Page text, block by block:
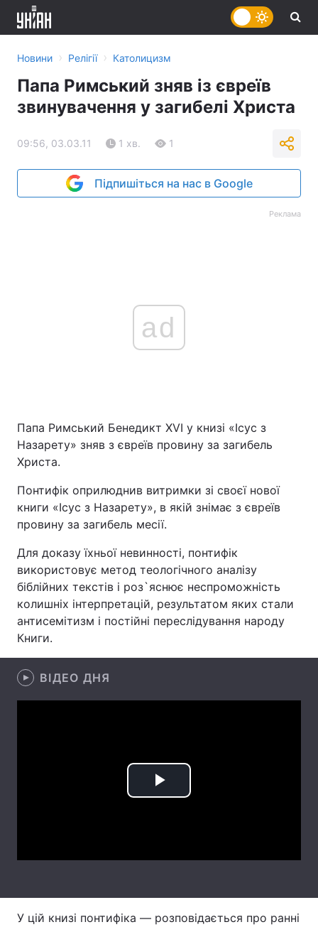
Наука
Цікавинки Погода
Новини › Релігії › Католицизм
Папа Римський зняв із євреїв
звинувачення у загибелі Христа
09:56, 03.03.11 1 хв. 1
Підпишіться на нас в Google
Реклама
ad
Папа Римський Бенедикт XVI у книзі «Ісус з
Назарету» зняв з євреїв провину за загибель
Христа.
Понтифік оприлюднив витримки зі своєї нової
книги «Ісус з Назарету», в якій знімає з євреїв
провину за загибель месії.
Для доказу їхньої невинності, понтифік
використовує метод теологічного аналізу
біблійних текстів і роз`яснює неспроможність
колишніх інтерпретацій, результатом яких стали
антисемітизм і постійні переслідування народу
Книги.
ВІДЕО ДНЯ
Play
У цій книзі понтифіка — розповідається про ранні